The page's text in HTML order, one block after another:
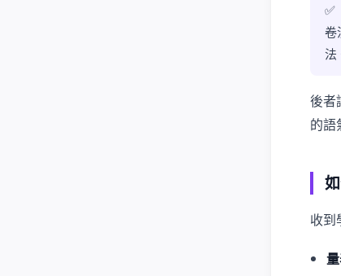
✅
卷
法
後者
的語
收到